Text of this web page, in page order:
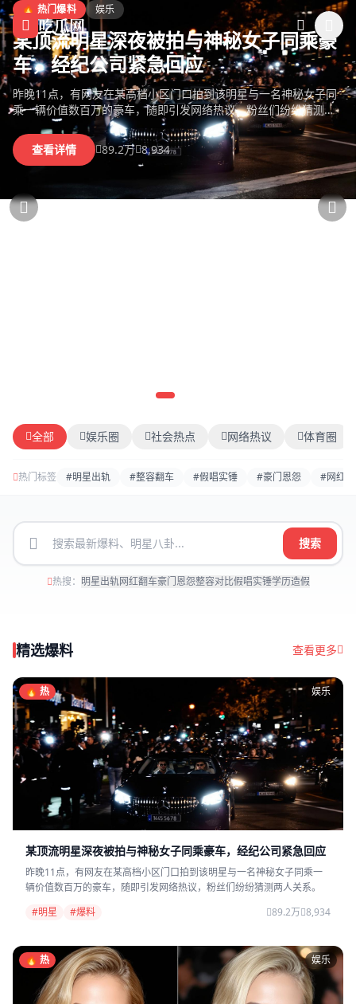
跳过导航
吃瓜网
黑料网今日黑料
🔥 热门爆料 娱乐
某顶流明星深夜被拍与神秘女子同乘豪
车，经纪公司紧急回应
昨晚11点，有网友在某高档小区门口拍到该明星与一名神秘女子同
乘一辆价值数百万的豪车，随即引发网络热议，粉丝们纷纷猜测两
人关系。
查看详情
89.2万 8,934
全部 娱乐圈 社会热点 网络热议 体育圈
热门标签 #明星出轨 #整容翻车 #假唱实锤 #豪门恩怨 #网红
搜索
热搜： 明星出轨网红翻车豪门恩怨整容对比假唱实锤学历造假
精选爆料 查看更多
🔥 热 娱乐
某顶流明星深夜被拍与神秘女子同乘豪车，经纪公司紧急回应
昨晚11点，有网友在某高档小区门口拍到该明星与一名神秘女子同乘一
辆价值数百万的豪车，随即引发网络热议，粉丝们纷纷猜测两人关系。
#明星
#爆料 89.2万 8,934
🔥 热 娱乐